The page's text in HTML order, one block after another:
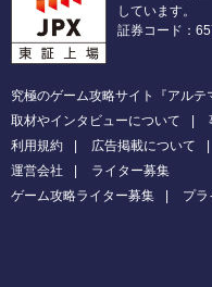
しています。
証券コード：
究極のゲーム攻略サイト『アルテ
取材やインタビューについて
利用規約
広告掲載について
運営会社
ライター募集
ゲーム攻略ライター募集
プラ